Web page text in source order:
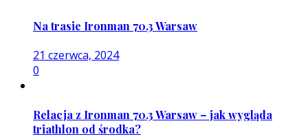
Na trasie Ironman 70.3 Warsaw
21 czerwca, 2024
0
Relacja z Ironman 70.3 Warsaw – jak wygląda
triathlon od środka?